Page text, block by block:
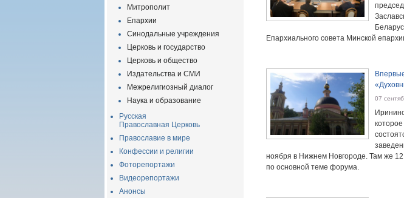
Митрополит
Епархии
Синодальные учреждения
Церковь и государство
Церковь и общество
Издательства и СМИ
Межрелигиозный диалог
Наука и образование
Русская
Православная Церковь
Православие в мире
Конфессии и религии
Фоторепортажи
Видеорепортажи
Анонсы
Епархиального совета Минской
07
ноября в Нижнем Новгороде. Там же
по основной теме форума.